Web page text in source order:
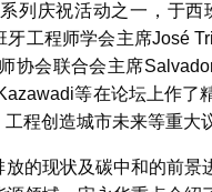
列庆祝活动之一，于
工程师学会主席José
协会联合会主席
等在论坛上作了
程创造城市未来等重大
的现状及碳中和的前